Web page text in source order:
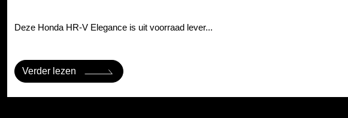
Deze Honda HR-V Elegance is uit voorraad lever...
Verder lezen